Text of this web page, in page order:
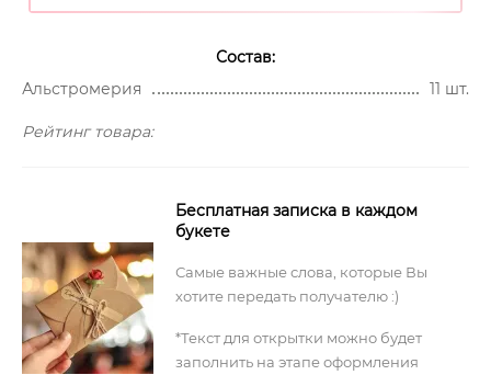
Состав:
Альстромерия
11 шт.
Рейтинг товара:
Бесплатная записка в каждом
букете
Самые важные слова, которые Вы
хотите передать получателю :)
*Текст для открытки можно будет
заполнить на этапе оформления